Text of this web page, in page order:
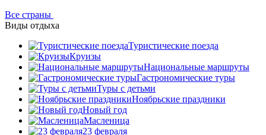
Все страны
Виды отдыха
Туристические поезда
Круизы
Национальные маршруты
Гастрономические туры
Туры с детьми
Ноябрьские праздники
Новый год
Масленица
23 февраля